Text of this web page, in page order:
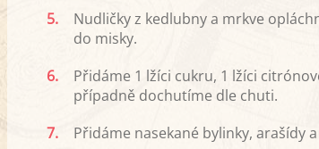
5.
Nudličky z kedlubny a mrkve
do misky.
6.
Přidáme 1 lžíci cukru, 1 lžíci
případně dochutíme dle chuti.
7.
Přidáme nasekané bylinky, arašídy